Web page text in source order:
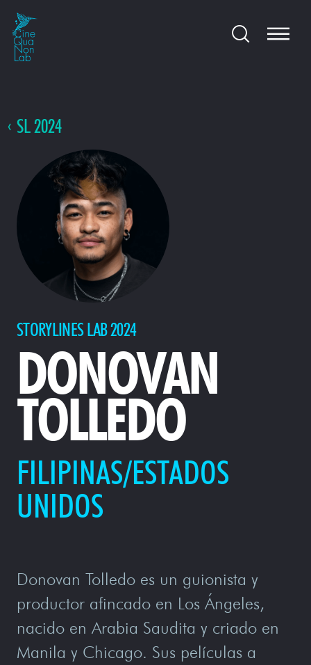
SL 2024
STORYLINES LAB 2024
DONOVAN
TOLLEDO
FILIPINAS/ESTADOS
UNIDOS
Donovan Tolledo es un guionista y
productor afincado en Los Ángeles,
nacido en Arabia Saudita y criado en
Manila y Chicago. Sus películas a